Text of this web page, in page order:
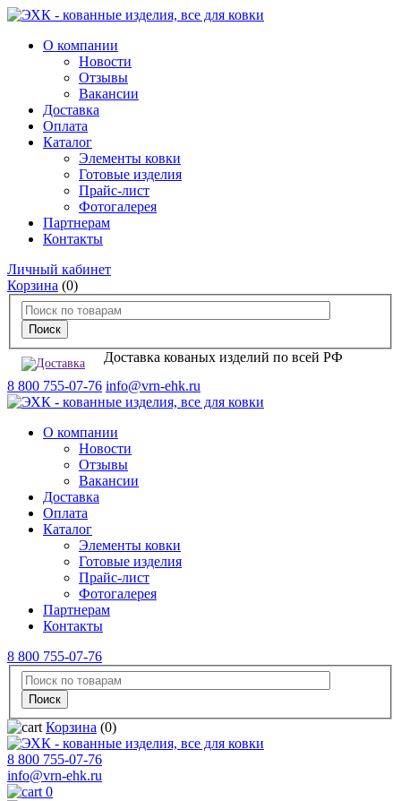
О компании
Новости
Отзывы
Вакансии
Доставка
Оплата
Каталог
Элементы ковки
Готовые изделия
Прайс-лист
Фотогалерея
Партнерам
Контакты
Личный кабинет
Корзина (0)
Доставка кованых изделий по всей РФ
8 800 755-07-76 info@vrn-ehk.ru
О компании
Новости
Отзывы
Вакансии
Доставка
Оплата
Каталог
Элементы ковки
Готовые изделия
Прайс-лист
Фотогалерея
Партнерам
Контакты
8 800 755-07-76
Корзина (0)
8 800 755-07-76
info@vrn-ehk.ru
0